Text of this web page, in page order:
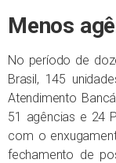
Menos
No período de
Brasil, 145
Atendimento
51 agências e 24
com o
fechamento de